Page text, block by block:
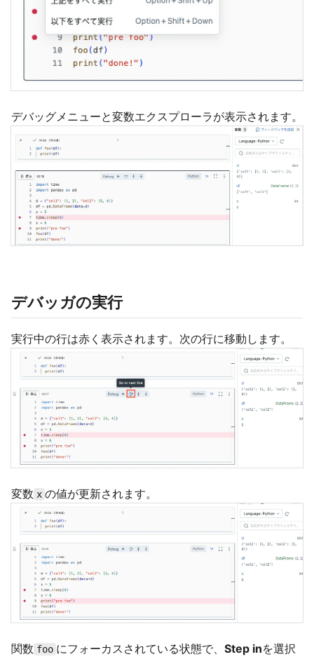
デバッグメニューと変数エクスプローラが表示されます。
デバッガの実行
実行中の行は赤く表示されます。次の行に移動します。
変数 x の値が更新されます。
関数 foo にフォーカスされている状態で、 Step inを選択